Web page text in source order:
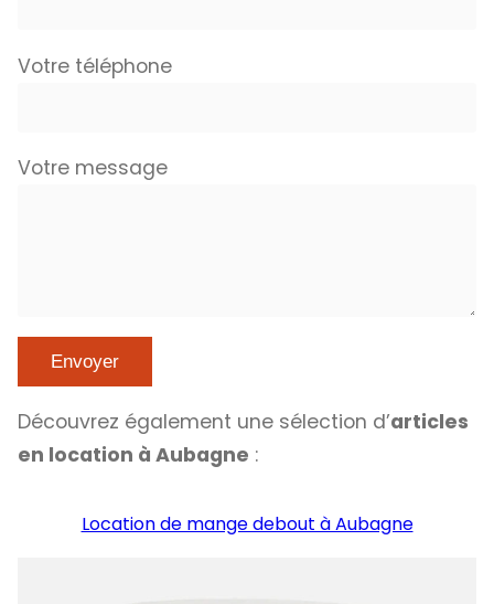
Votre téléphone
Votre message
Découvrez également une sélection d’articles
en location à Aubagne :
Location de mange debout à Aubagne